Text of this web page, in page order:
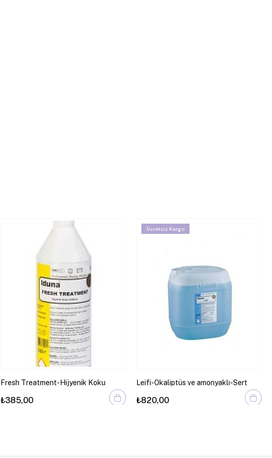
Fresh Treatment-Hijyenik Koku
₺385,00
Leifi-Okaliptüs ve amonyaklı-Sert
₺820,00
Ücretsiz Kargo